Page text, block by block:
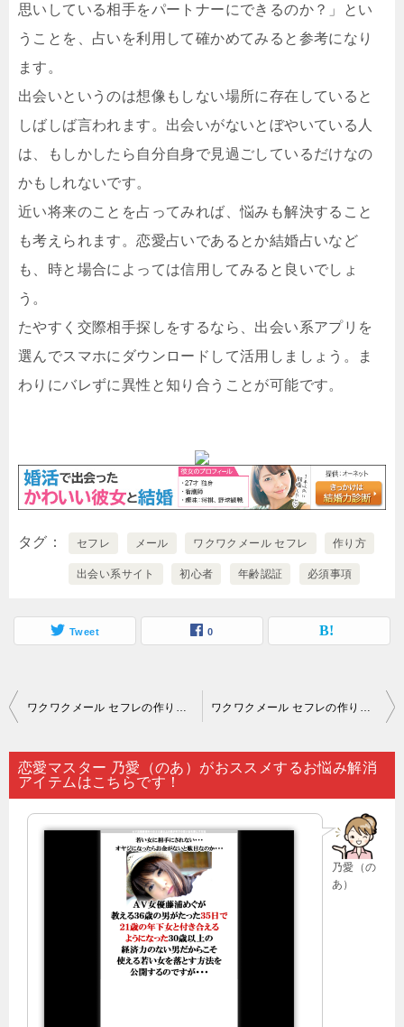
思いしている相手をパートナーにできるのか？」とい
うことを、占いを利用して確かめてみると参考になり
ます。
出会いというのは想像もしない場所に存在していると
しばしば言われます。出会いがないとぼやいている人
は、もしかしたら自分自身で見過ごしているだけなの
かもしれないです。
近い将来のことを占ってみれば、悩みも解決すること
も考えられます。恋愛占いであるとか結婚占いなど
も、時と場合によっては信用してみると良いでしょ
う。
たやすく交際相手探しをするなら、出会い系アプリを
選んでスマホにダウンロードして活用しましょう。ま
わりにバレずに異性と知り合うことが可能です。
タグ セフレ メール ワクワクメール セフレ 作り方
出会い系サイト 初心者 年齢認証 必須事項
Tweet 0
投
ナ
ビ
ワクワクメール セフレの作り方 初心者｜一般的に出会い系アプリは18歳以上の男女でないと使うことはできない仕組みになっています…。 ワクワクメール セフレの作り方 初心者｜「心理学は込み入っていて敷居が高いように感じられる」でしょうが…。
恋愛マスター 乃愛（のあ）がおススメするお悩み解消
アイテムはこちらです！
乃愛（の
あ）